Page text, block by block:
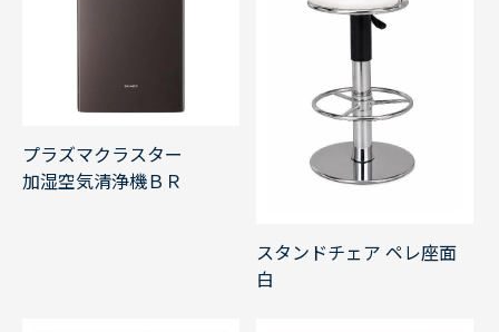
プラズマクラスター
加湿空気清浄機ＢＲ
スタンドチェア ペレ座面
白